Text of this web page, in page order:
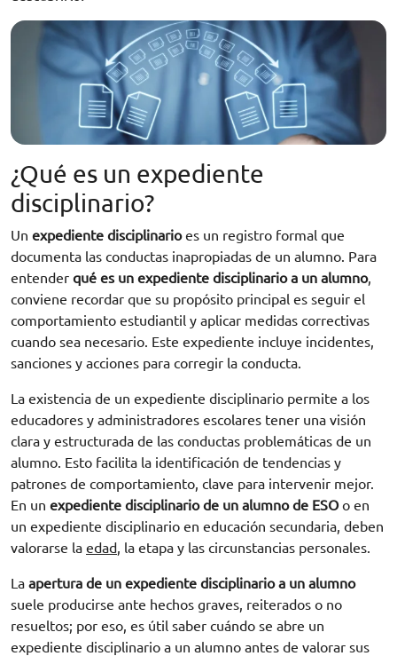
¿Qué es un expediente
disciplinario?
Un expediente disciplinarioes un registro formal que
documenta las conductas inapropiadas de un alumno. Para
entender qué es un expediente disciplinario a un alumno,
conviene recordar que su propósito principal es seguir el
comportamiento estudiantil y aplicar medidas correctivas
cuando sea necesario. Este expediente incluye incidentes,
sanciones y acciones para corregir la conducta.
La existencia de un expediente disciplinario permite a los
educadores y administradores escolares tener una visión
clara y estructurada de las conductas problemáticas de un
alumno. Esto facilita la identificación de tendencias y
patrones de comportamiento, clave para intervenir mejor.
En un expediente disciplinario de un alumno de ESOo en
un expediente disciplinario en educación secundaria, deben
valorarse la edad, la etapa y las circunstancias personales.
La apertura de un expediente disciplinario a un alumno
suele producirse ante hechos graves, reiterados o no
resueltos; por eso, es útil saber cuándo se abre un
expediente disciplinario a un alumno antes de valorar sus